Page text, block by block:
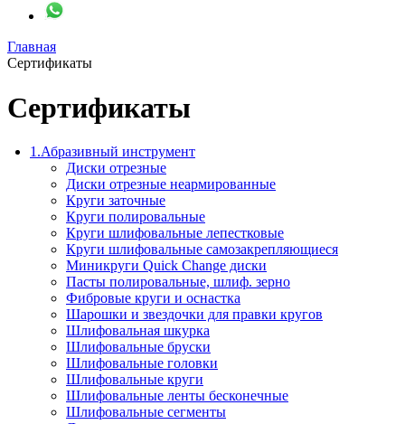
Главная
Сертификаты
Сертификаты
1.Абразивный инструмент
Диски отрезные
Диски отрезные неармированные
Круги заточные
Круги полировальные
Круги шлифовальные лепестковые
Круги шлифовальные самозакрепляющиеся
Миникруги Quick Change диски
Пасты полировальные, шлиф. зерно
Фибровые круги и оснастка
Шарошки и звездочки для правки кругов
Шлифовальная шкурка
Шлифовальные бруски
Шлифовальные головки
Шлифовальные круги
Шлифовальные ленты бесконечные
Шлифовальные сегменты